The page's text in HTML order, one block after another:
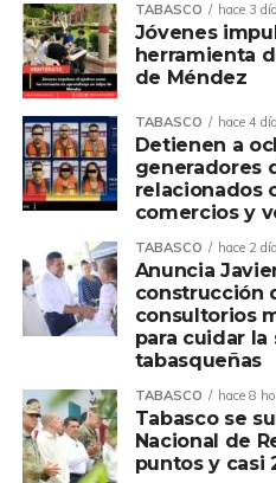
Durante el enlace con el
sede el Parque Izta-Popo, en
se incorporaron autoridades
gobierno, Fuerzas Armadas y
Ejecutivo tabasqueño puso
ambiental mediante la
tiempo que dio seguimiento al
nacional, cuya meta fue
plantas de 302 especies en
superficie de 32 mil 180
El programa general
del decreto que establece la
Reforestación por parte de la
juramento de los Defensores
demostración con drones
TABASCO hace 3
Jóvenes
herramienta
de Méndez
TABASCO hace 4
Detienen a
generadores
relacionados
comercios y
TABASCO hace 2
Anuncia
construcción
consultorios
para cuidar
tabasqueñas
TABASCO hace 8
Tabasco se
Nacional de
puntos y casi